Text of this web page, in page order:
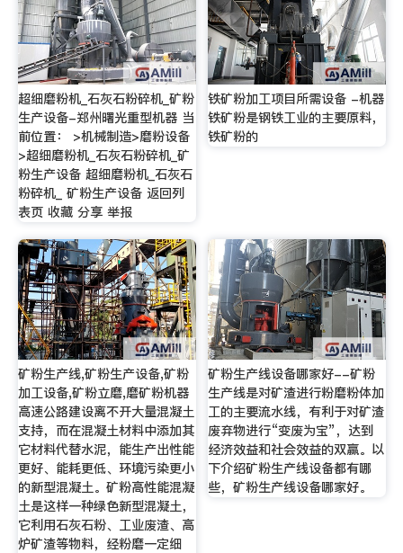
超细磨粉机_石灰石粉碎机_矿粉
生产设备-郑州曙光重型机器 当
前位置： >机械制造>磨粉设备
>超细磨粉机_石灰石粉碎机_矿
粉生产设备 超细磨粉机_石灰石
粉碎机_ 矿粉生产设备 返回列
表页 收藏 分享 举报
铁矿粉加工项目所需设备 -机器
铁矿粉是钢铁工业的主要原料，
铁矿粉的
矿粉生产线,矿粉生产设备,矿粉
加工设备,矿粉立磨,磨矿粉机器
高速公路建设离不开大量混凝土
支持，而在混凝土材料中添加其
它材料代替水泥，能生产出性能
更好、能耗更低、环境污染更小
的新型混凝土。矿粉高性能混凝
土是这样一种绿色新型混凝土，
它利用石灰石粉、工业废渣、高
炉矿渣等物料，经粉磨一定细
矿粉生产线设备哪家好--矿粉
生产线是对矿渣进行粉磨粉体加
工的主要流水线，有利于对矿渣
废弃物进行“变废为宝”，达到
经济效益和社会效益的双赢。以
下介绍矿粉生产线设备都有哪
些，矿粉生产线设备哪家好。